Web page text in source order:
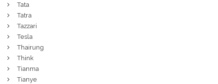
Tata
Tatra
Tazzari
Tesla
Thairung
Think
Tianma
Tianye